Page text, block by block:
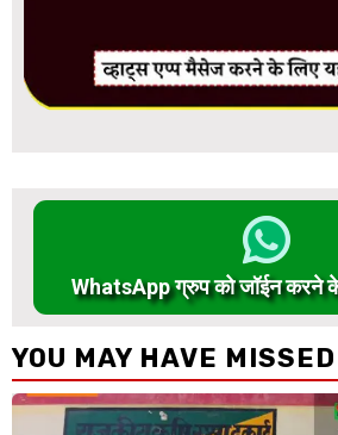
WhatsApp ग्रुप को जॉईन करने
YOU MAY HAVE MISSED